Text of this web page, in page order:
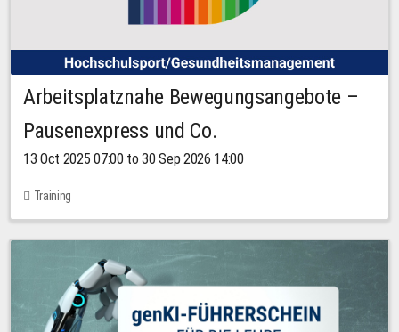
Arbeitsplatznahe Bewegungsangebote –
Pausenexpress und Co.
13 Oct 2025 07:00 to 30 Sep 2026 14:00
Training